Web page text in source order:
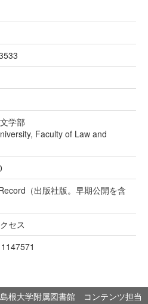
学部
Faculty of Law and
（出版社版。早期公開を含
セス
島根大学附属図書館 コンテンツ担当